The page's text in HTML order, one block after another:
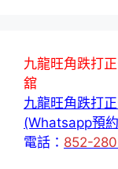
九龍旺角跌打
舘
九龍旺角跌打
(Whatsapp預
電話： 852-